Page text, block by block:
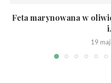
Feta marynowana w
19